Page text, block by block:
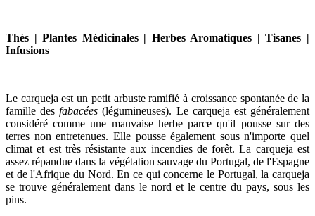
Thés | Plantes Médicinales | Herbes Aromatiques | Tisanes |
Infusions
Le carqueja est un petit arbuste ramifié à croissance spontanée de la
famille desfabacées (légumineuses). Le carqueja est généralement
considéré comme une mauvaise herbe parce qu'il pousse sur des
terres non entretenues. Elle pousse également sous n'importe quel
climat et est très résistante aux incendies de forêt. La carqueja est
assez répandue dans la végétation sauvage du Portugal, de l'Espagne
et de l'Afrique du Nord. En ce qui concerne le Portugal, la carqueja
se trouve généralement dans le nord et le centre du pays, sous les
pins.